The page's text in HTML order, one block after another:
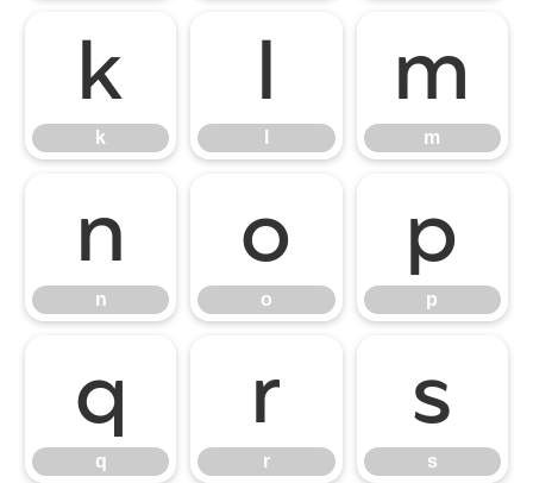
k
k
l m
m
n
n
o
o
p
p
q
q
r
r
s
s